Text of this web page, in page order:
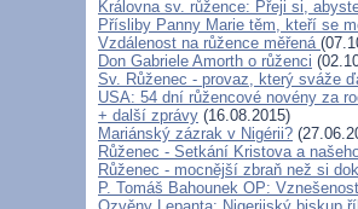
Královna sv. růžence: Přeji si,
Přísliby Panny Marie těm, kteří se
Vzdálenost na růžence měřená
Don Gabriele Amorth o růženci
Sv. Růženec - provaz, který sváže
USA: 54 dní růžencové novény za
+ další zprávy (16.08.2015)
Mariánský zázrak v Nigérii?
Růženec - Setkání Kristova a
Růženec - mocnější zbraň než si
P. Tomáš Bahounek OP: